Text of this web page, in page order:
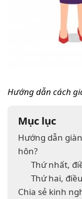
Hướng dẫn cách
Mục lục
Hướng dẫn
hôn?
Thứ nhất,
Thứ hai,
Chia sẻ kinh